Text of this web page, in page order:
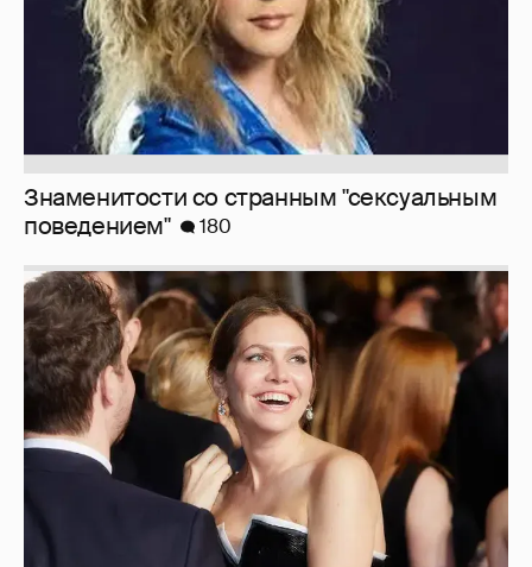
Миро и Холина о Жуковой 138